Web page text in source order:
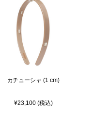
カチューシャ (1 cm)
¥23,100 (税込)